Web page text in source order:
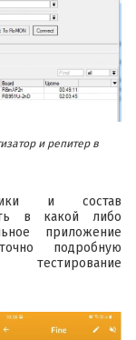
и репитер в
и состав
в какой либо
приложение
подробную